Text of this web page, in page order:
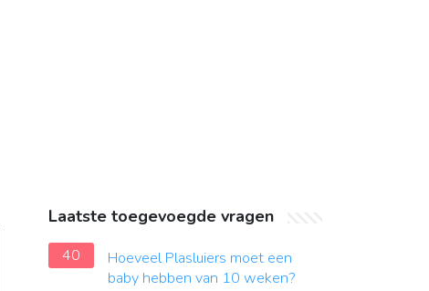
Laatste toegevoegde vragen
40
Hoeveel Plasluiers moet een
baby hebben van 10 weken?